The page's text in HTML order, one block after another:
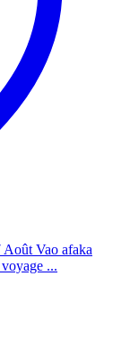
Vao afaka
...